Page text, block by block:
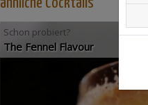
Schon probiert?
The Fennel Flavour